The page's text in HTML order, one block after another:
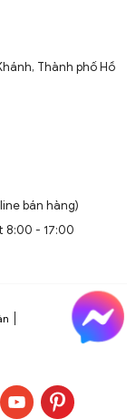
Thành phố Hồ
bán hàng)
8:00 - 17:00